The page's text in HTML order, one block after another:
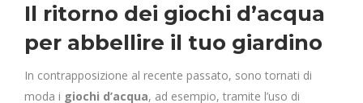
Il ritorno dei giochi d’acqua
per abbellire il tuo giardino
In contrapposizione al recente passato, sono tornati di
moda i giochi d’acqua, ad esempio, tramite l’uso di